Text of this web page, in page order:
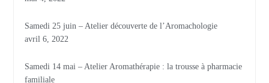
Samedi 25 juin – Atelier découverte de l’Aromachologie
avril 6, 2022
Samedi 14 mai – Atelier Aromathérapie : la trousse à pharmacie
familiale